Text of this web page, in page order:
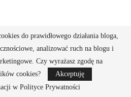
główne cele w Birmie i te dwa
chcą, żeby było stabilnie.
Birmie Zachodu. I o ile ten pierwszy
do prawidłowego działania bloga,
analizować ruch na blogu i
Czy wyrażasz zgodę na
cookies?
Akceptuję
w Polityce Prywatności